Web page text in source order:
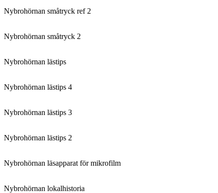
Nybrohörnan småtryck ref 2
Nybrohörnan småtryck 2
Nybrohörnan lästips
Nybrohörnan lästips 4
Nybrohörnan lästips 3
Nybrohörnan lästips 2
Nybrohörnan läsapparat för mikrofilm
Nybrohörnan lokalhistoria